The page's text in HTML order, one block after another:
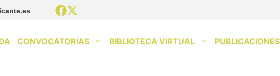
CONVOCATORIAS BIBLIOTECA VIRTUAL PUBLICACIONES